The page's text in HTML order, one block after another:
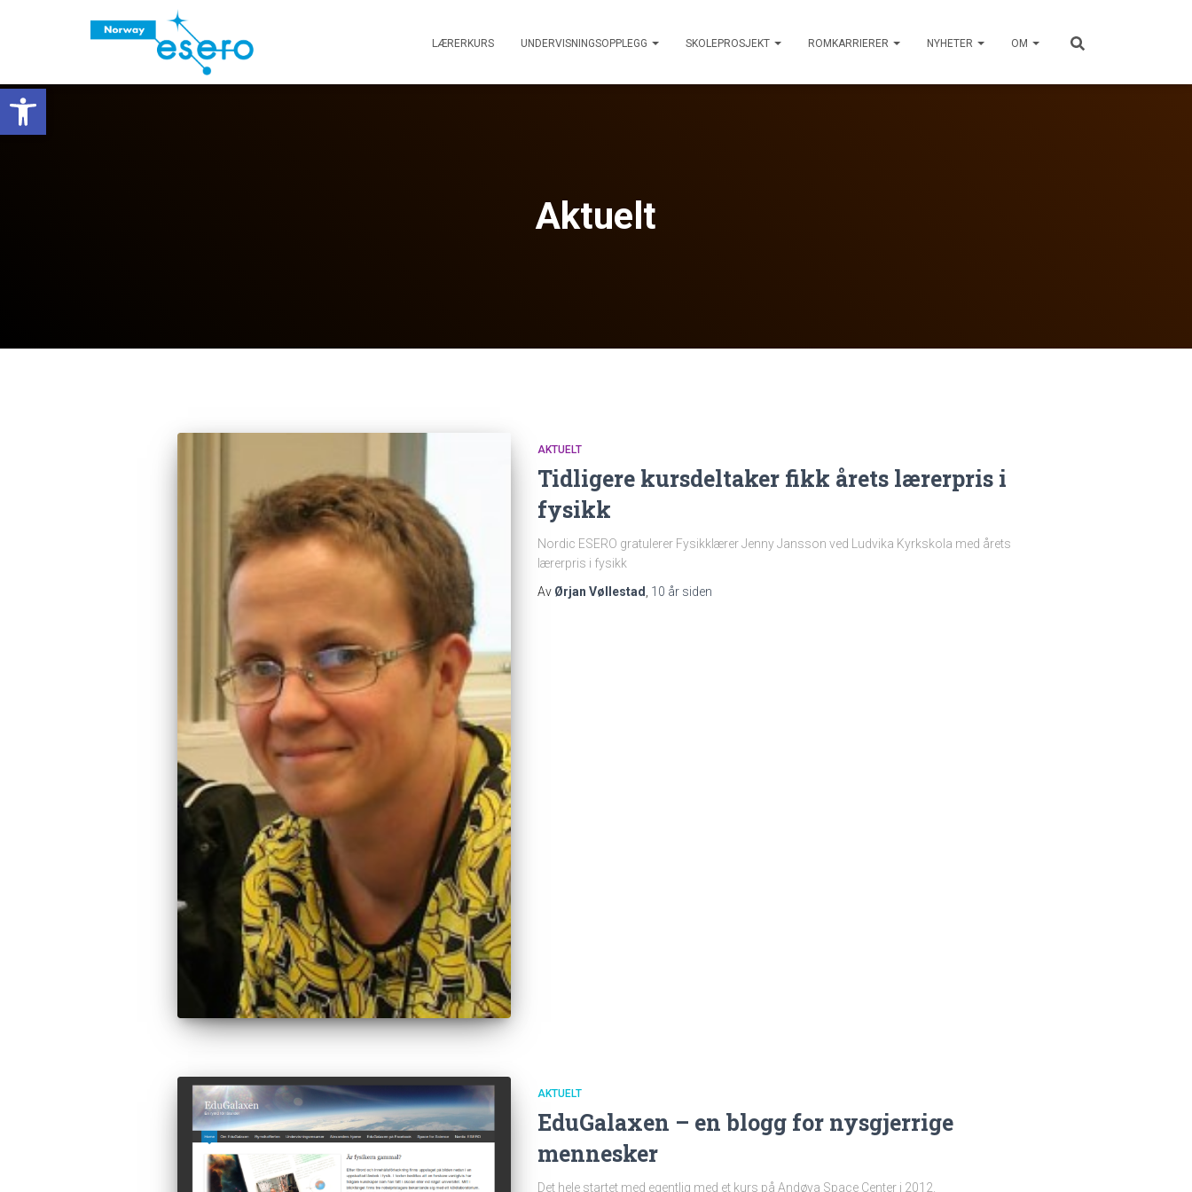
Vis verktøylinjen
LÆRERKURS UNDERVISNINGSOPPLEGG SKOLEPROSJEKT ROMKARRIERER NYHETER OM
Aktuelt
AKTUELT
Tidligere kursdeltaker fikk årets lærerpris i
fysikk
Nordic ESERO gratulerer Fysikklærer Jenny Jansson ved Ludvika Kyrkskola med årets
lærerpris i fysikk
Av Ørjan Vøllestad 10 årsiden
AKTUELT
EduGalaxen – en blogg for nysgjerrige
mennesker
Det hele startet med egentlig med et kurs på Andøya Space Center i 2012.